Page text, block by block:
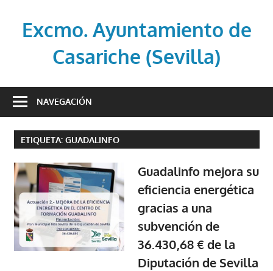
contenidoExcmo. Ayuntamiento de
Casariche (Sevilla)
oficial
Ayuntamiento
de
Casariche
(Sevilla)
NAVEGACIÓN
ETIQUETA: GUADALINFO
Guadalinfo mejora su
eficiencia energética
gracias a una
subvención de
36.430,68 € de la
Diputación de Sevilla